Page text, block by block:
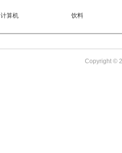
计算机 饮料
Copyright ©